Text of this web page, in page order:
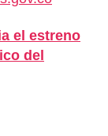
el estreno
del